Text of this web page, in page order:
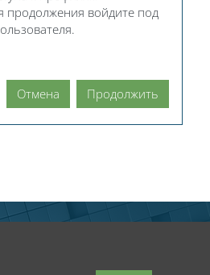
продолжения войдите под
Отмена Продолжить